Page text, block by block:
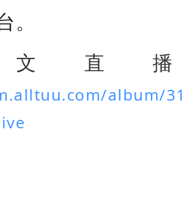
文直
album/